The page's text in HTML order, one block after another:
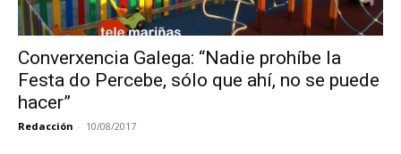
Converxencia Galega: “Nadie prohíbe la
Festa do Percebe, sólo que ahí, no se puede
hacer”
Redacción - 10/08/2017